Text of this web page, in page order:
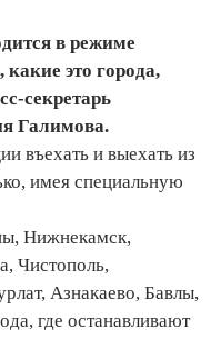
в режиме
это города,
секретарь
Галимова.
въехать и выехать из
имея специальную
Нижнекамск,
Чистополь,
Азнакаево, Бавлы,
где останавливают